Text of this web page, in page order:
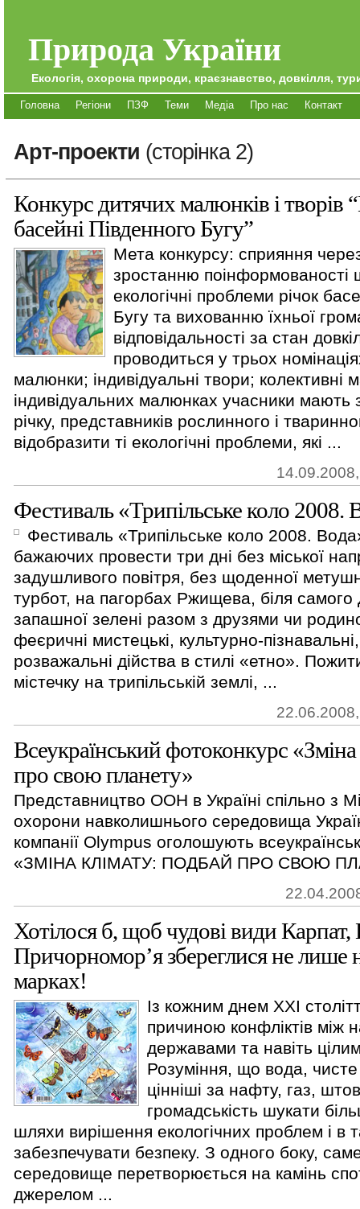
Природа України
Екологія, охорона природи, краєзнавство, довкілля,
Головна Регіони ПЗФ Теми Медіа Про нас Контакт
Арт-проекти (сторінка 2)
Конкурс дитячих малюнків і
басейні Південного Бугу”
Мета конкурсу: сприяння
зростанню поінформованості
екологічні проблеми річок
Бугу та вихованню їхньої
відповідальності за стан
проводиться у трьох
малюнки; індивідуальні твори; колективні
індивідуальних малюнках учасники мають
річку, представників рослинного і
відобразити ті екологічні проблеми, які ...
Фестиваль «Трипільське коло 2008.
Фестиваль «Трипільське коло 2008.
бажаючих провести три дні без міської
задушливого повітря, без щоденної
турбот, на пагорбах Ржищева, біля самого
запашної зелені разом з друзями чи
феєричні мистецькі, культурно-
розважальні дійства в стилі «етно».
містечку на трипільській землі, ...
Всеукраїнський фотоконкурс
про свою планету»
Представництво ООН в Україні спільно з
охорони навколишнього середовища
компанії Olympus оголошують
«ЗМІНА КЛІМАТУ: ПОДБАЙ ПРО СВОЮ
Хотілося б, щоб чудові види Карпат,
Причорномор’я збереглися не лише
марках!
Із кожним днем XXI
причиною конфліктів між
державами та навіть
Розуміння, що вода, чисте
цінніші за нафту, газ,
громадськість шукати
шляхи вирішення екологічних проблем і в
забезпечувати безпеку. З одного боку,
середовище перетворюється на камінь
джерелом ...